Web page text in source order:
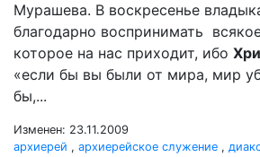
Мурашева. В воскресенье
благодарно воспринимать
которое на нас приходит, ибо
«если бы вы были от мира, мир
бы,...
Изменен: 23.11.2009
архиерей , архиерейское служение ,